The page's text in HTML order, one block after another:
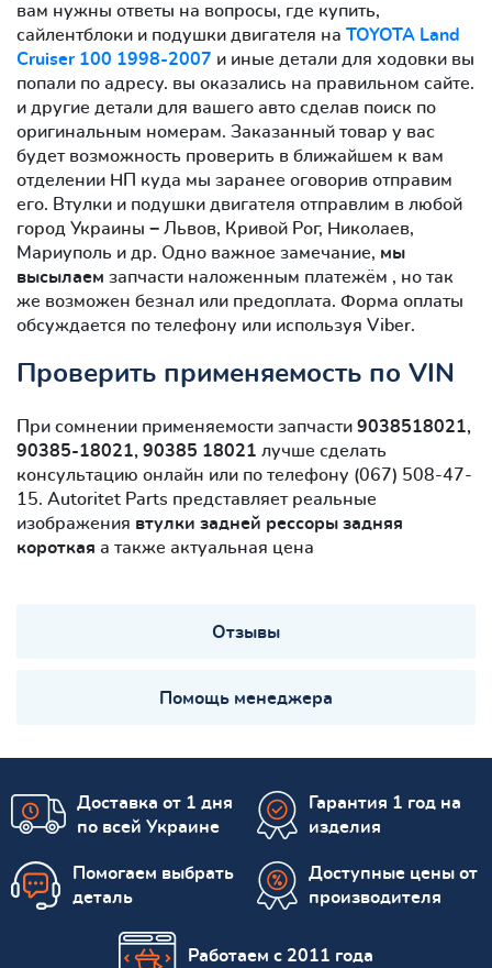
вам нужны ответы на вопросы, где купить,
сайлентблоки и подушки двигателя на TOYOTA Land
Cruiser 100 1998-2007 и иные детали для ходовки вы
попали по адресу. вы оказались на правильном сайте.
и другие детали для вашего авто сделав поиск по
оригинальным номерам. Заказанный товар у вас
будет возможность проверить в ближайшем к вам
отделении НП куда мы заранее оговорив отправим
его. Втулки и подушки двигателя отправлим в любой
город Украины − Львов, Кривой Рог, Николаев,
Мариуполь и др. Одно важное замечание, мы
высылаем запчасти наложенным платежём , но так
же возможен безнал или предоплата. Форма оплаты
обсуждается по телефону или используя Viber.
Проверить применяемость по VIN
При сомнении применяемости запчасти 9038518021,
90385-18021, 90385 18021 лучше сделать
консультацию онлайн или по телефону (067) 508-47-
15. Autoritet Parts представляет реальные
изображения втулки задней рессоры задняя
короткая а также актуальная цена
Отзывы
Помощь менеджера
Доставка от 1 дня
по всей Украине
Гарантия 1 год на
изделия
Помогаем выбрать
деталь
Доступные цены от
производителя
Работаем с 2011 года